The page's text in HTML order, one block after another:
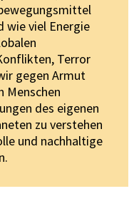
wie viel Energie
Terror
gegen Armut
Menschen
des eigenen
zu verstehen
und nachhaltige